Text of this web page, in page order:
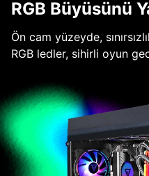
RGB Büyüsünü
Ön cam yüzeyde,
RGB ledler, sihirli oyun